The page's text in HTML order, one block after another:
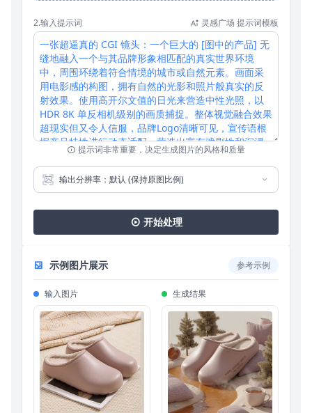
2.输入提示词 灵感广场 提示词模板
提示词非常重要，决定生成图片的风格和质量
输出分辨率：默认 (保持原图比例)
开始处理
示例图片展示 参考示例
输入图片 生成结果